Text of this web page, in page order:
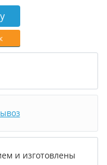
и изготовлены